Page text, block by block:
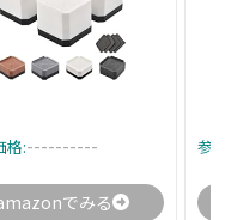
格:----------
でみる
参